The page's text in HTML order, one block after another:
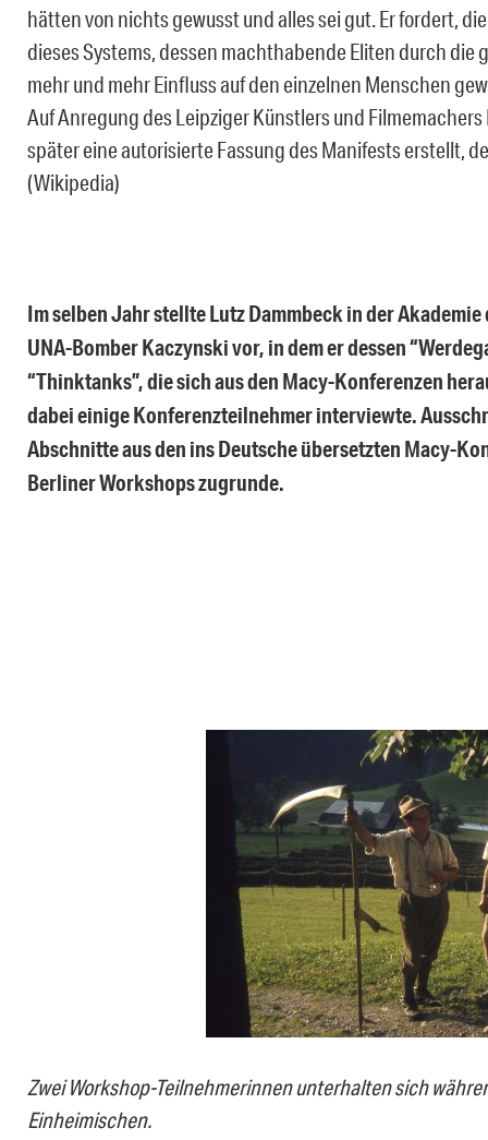
hätten von nichts gewusst und alles sei gut. Er fordert,
dieses Systems, dessen machthabende Eliten durch
mehr und mehr Einfluss auf den einzelnen Menschen
Auf Anregung des Leipziger Künstlers und
später eine autorisierte Fassung des Manifests erstellt,
(Wikipedia)
Im selben Jahr stellte Lutz Dammbeck in der Akademie
UNA-Bomber Kaczynski vor, in dem er dessen
“Thinktanks”, die sich aus den Macy-Konferenzen
dabei einige Konferenzteilnehmer interviewte.
Abschnitte aus den ins Deutsche übersetzten Macy-
Berliner Workshops zugrunde.
Zwei Workshop-Teilnehmerinnen unterhalten sich
Einheimischen.